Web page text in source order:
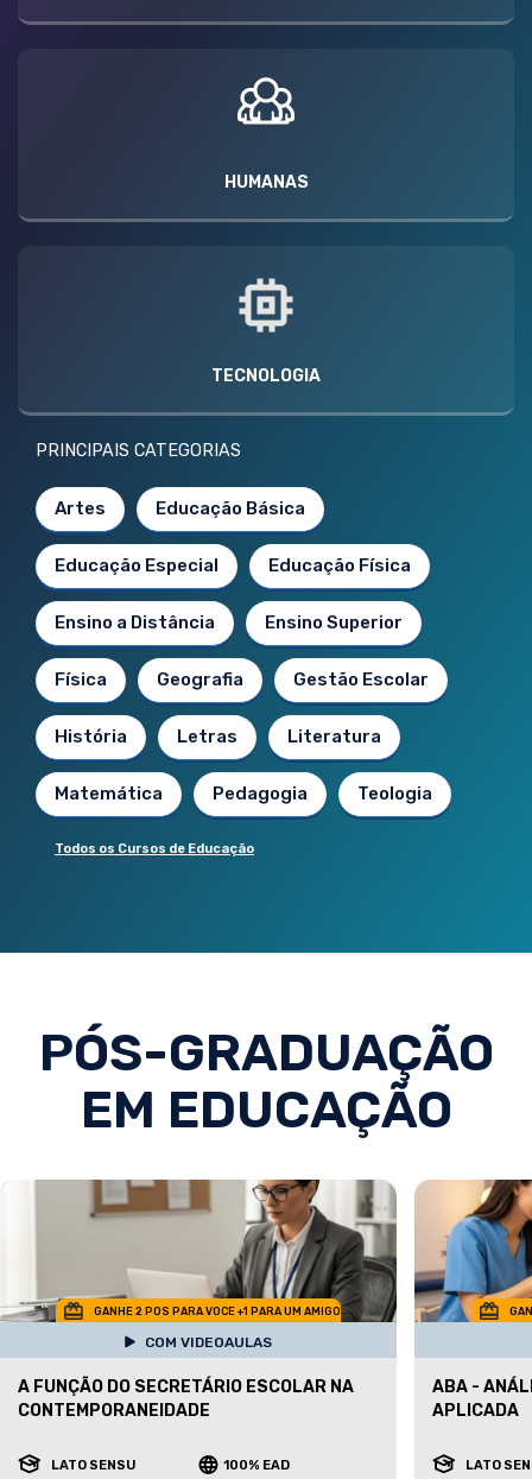
HUMANAS
TECNOLOGIA
PRINCIPAIS CATEGORIAS
Artes Educação Básica
Educação Especial Educação Física
Ensino a Distância Ensino Superior
Física Geografia Gestão Escolar
História Letras Literatura
Matemática Pedagogia Teologia
Todos os Cursos de Educação
PÓS-GRADUAÇÃO
EM EDUCAÇÃO
GANHE 2 POS PARA VOCE +1 PARA UM AMIGO
COM VIDEOAULAS
A FUNÇÃO DO SECRETÁRIO ESCOLAR NA
CONTEMPORANEIDADE
LATO SENSU 100% EAD
ABA -
APLICADA
LATO